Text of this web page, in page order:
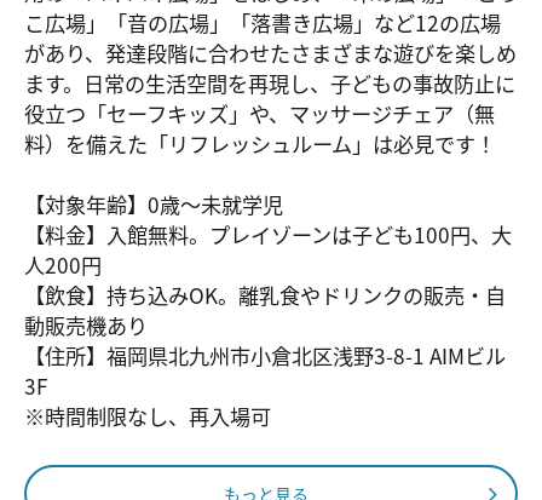
こ広場」「音の広場」「落書き広場」など12の広場
があり、発達段階に合わせたさまざまな遊びを楽しめ
ます。日常の生活空間を再現し、子どもの事故防止に
役立つ「セーフキッズ」や、マッサージチェア（無
料）を備えた「リフレッシュルーム」は必見です！
【対象年齢】0歳～未就学児
【料金】入館無料。プレイゾーンは子ども100円、大
人200円
【飲食】持ち込みOK。離乳食やドリンクの販売・自
動販売機あり
【住所】福岡県北九州市小倉北区浅野3-8-1 AIMビル
3F
※時間制限なし、再入場可
もっと見る